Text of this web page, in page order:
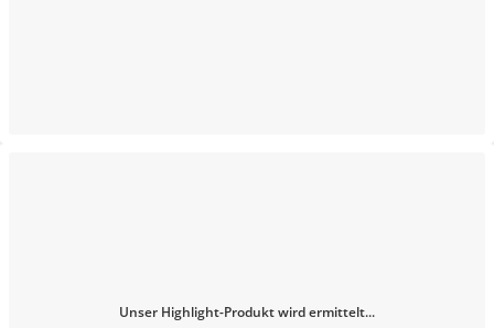
Unser Highlight-Produkt wird ermittelt...